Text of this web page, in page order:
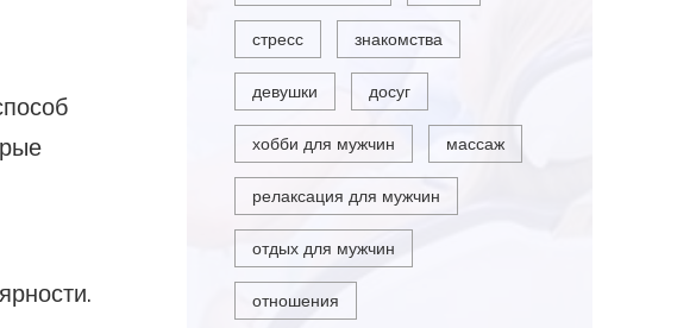
стресс знакомства
девушки досуг
хобби для мужчин массаж
релаксация для мужчин
отдых для мужчин
отношения